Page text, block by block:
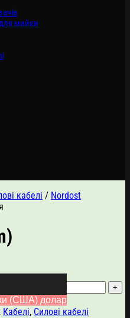
мийки
кабелі / Nordost
, Кабелі, Силові кабелі
(США) долар